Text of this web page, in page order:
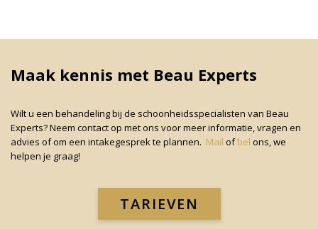
Maak kennis met Beau Experts
Wilt u een behandeling bij de schoonheidsspecialisten van Beau
Experts? Neem contact op met ons voor meer informatie, vragen en
advies of om een intakegesprek te plannen. Mail ofbel ons, we
helpen je graag!
TARIEVEN